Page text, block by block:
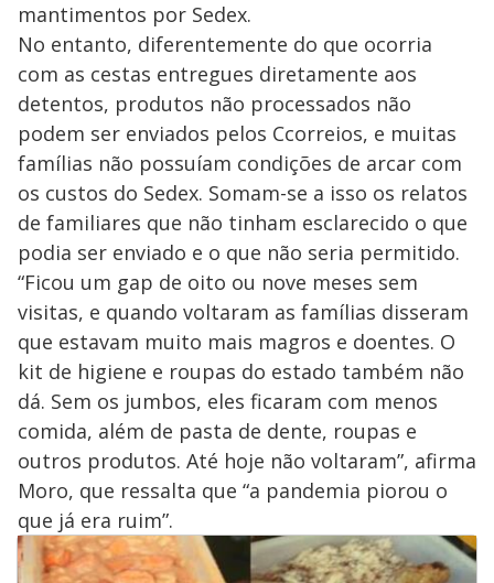
mantimentos por Sedex.
No entanto, diferentemente do que ocorria
com as cestas entregues diretamente aos
detentos, produtos não processados não
podem ser enviados pelos Ccorreios, e muitas
famílias não possuíam condições de arcar com
os custos do Sedex. Somam-se a isso os relatos
de familiares que não tinham esclarecido o que
podia ser enviado e o que não seria permitido.
“Ficou um gap de oito ou nove meses sem
visitas, e quando voltaram as famílias disseram
que estavam muito mais magros e doentes. O
kit de higiene e roupas do estado também não
dá. Sem os jumbos, eles ficaram com menos
comida, além de pasta de dente, roupas e
outros produtos. Até hoje não voltaram”, afirma
Moro, que ressalta que “a pandemia piorou o
que já era ruim”.